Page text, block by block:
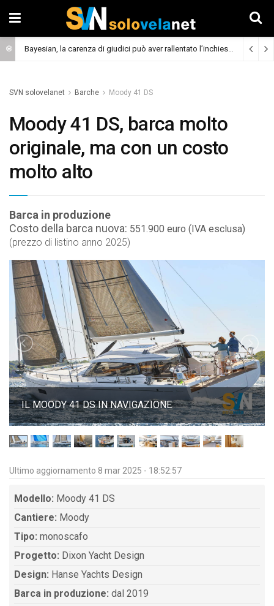
Bayesian, la carenza di giudici può aver rallentato l’inchiesta (Cronaca)
SVN solovelanet Barche Moody 41 DS
Moody 41 DS, barca molto
originale, ma con un costo
molto alto
Barca in produzione
Costo della barca nuova: 551.900 euro (IVA esclusa)
(prezzo di listino anno 2025)
IL MOODY 41 DS IN NAVIGAZIONE
Ultimo aggiornamento 8 mar 2025 - 18:52:57
Modello: Moody 41 DS
Cantiere: Moody
Tipo: monoscafo
Progetto: Dixon Yacht Design
Design: Hanse Yachts Design
Barca in produzione: dal 2019